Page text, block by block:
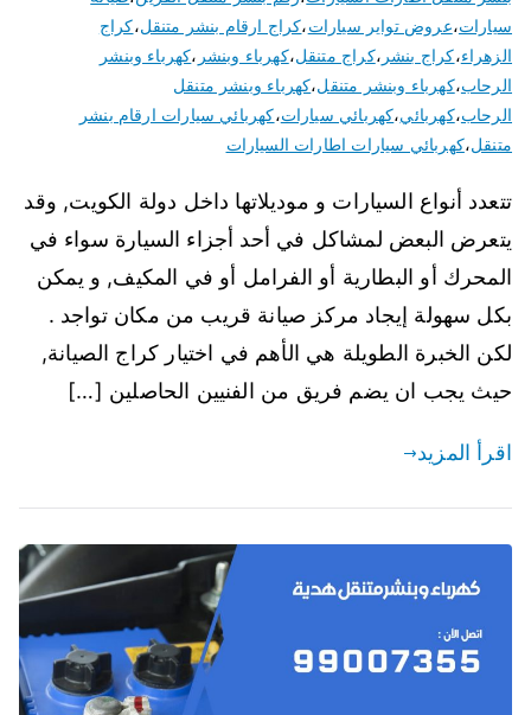
سيارات،عروض تواير سيارات،كراج ارقام بنشر متنقل،كراج
الزهراء،كراج بنشر ،كراج متنقل،كهرباء وبنشر ،كهرباء وبنشر
الرحاب،كهرباء وبنشر متنقل،كهرباء وبنشر متنقل
الرحاب،كهربائي،كهربائي سيارات،كهربائي سيارات ارقام بنشر
متنقل،كهربائي سيارات اطارات السيارات
تتعدد أنواع السيارات و موديلاتها داخل دولة الكويت, وقد
يتعرض البعض لمشاكل في أحد أجزاء السيارة سواء في
المحرك أو البطارية أو الفرامل أو في المكيف, و يمكن
بكل سهولة إيجاد مركز صيانة قريب من مكان تواجد .
لكن الخبرة الطويلة هي الأهم في اختيار كراج الصيانة,
حيث يجب ان يضم فريق من الفنيين الحاصلين […]
اقرأ المزيد